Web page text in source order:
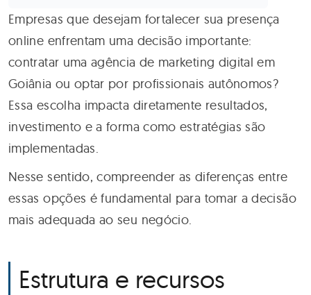
Empresas que desejam fortalecer sua presença
online enfrentam uma decisão importante:
contratar uma agência de marketing digital em
Goiânia ou optar por profissionais autônomos?
Essa escolha impacta diretamente resultados,
investimento e a forma como estratégias são
implementadas.
Nesse sentido, compreender as diferenças entre
essas opções é fundamental para tomar a decisão
mais adequada ao seu negócio.
Estrutura e recursos